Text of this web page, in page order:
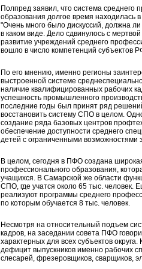
Полпред заявил, что система среднего
образования долгое время находилась
"Очень много было дискуссий, должна
в каком виде. Дело сдвинулось с мертвой
развитие учреждений среднего
вошло в число компетенций субъектов
По его мнению, именно регионы
выстроенной системе
наличие квалифицированных рабочих
успешность промышленного
последние годы был принят ряд
восстановить систему СПО в целом.
создание ряда базовых центров
обеспечение доступности среднего
детей с ограниченными возможностями
В целом, сегодня в ПФО создана
профессионального образования,
учащихся. В Самарской же области
СПО, где учатся около 65 тыс. человек.
реализуют программы среднего
по которым обучается 8 тыс. человек.
Несмотря на относительный подъем
кадров, на заседании совета ПФО
характерных для всех субъектов
дефицит выпускников именно рабочих
слесарей, фрезеровщиков, сварщиков,